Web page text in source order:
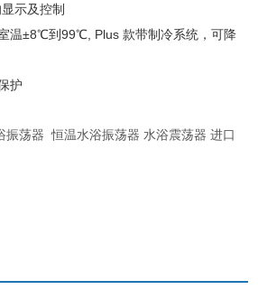
示及控制
温±8℃到99℃, Plus 款带制冷系统，可降
护
振荡器 恒温水浴振荡器 水浴震荡器 进口